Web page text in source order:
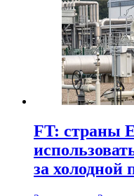
FT: страны
за холодной